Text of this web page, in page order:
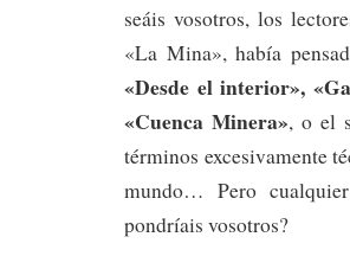
seáis vosotros, los
«La Mina», había
«Desde el interior»,
«Cuenca Minera», o el
términos excesivamente
mundo… Pero
pondríais vosotros?